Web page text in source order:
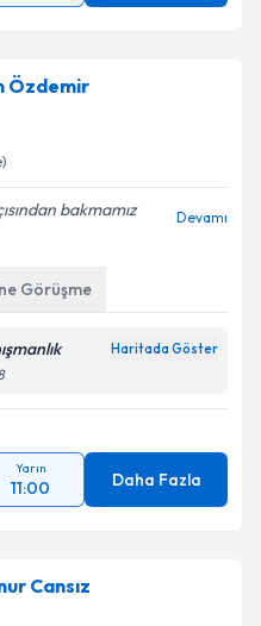
Özdemir
bakmamız
Devamı
Görüşme
Haritada Göster
Yarın
11:00 Daha Fazla
Cansız